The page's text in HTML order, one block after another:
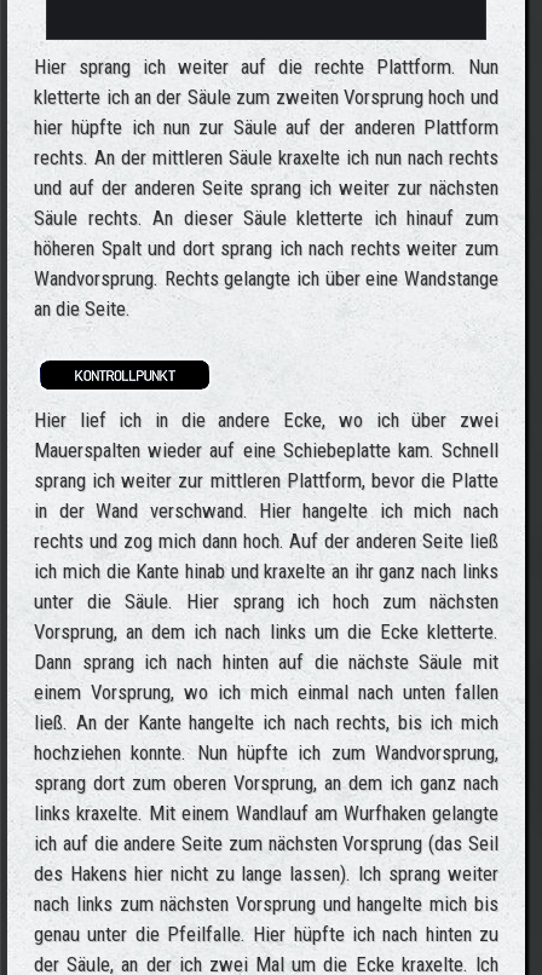
Hier sprang ich weiter auf die rechte Plattform. Nun
kletterte ich an der Säule zum zweiten Vorsprung hoch und
hier hüpfte ich nun zur Säule auf der anderen Plattform
rechts. An der mittleren Säule kraxelte ich nun nach rechts
und auf der anderen Seite sprang ich weiter zur nächsten
Säule rechts. An dieser Säule kletterte ich hinauf zum
höheren Spalt und dort sprang ich nach rechts weiter zum
Wandvorsprung. Rechts gelangte ich über eine Wandstange
an die Seite.
Hier lief ich in die andere Ecke, wo ich über zwei
Mauerspalten wieder auf eine Schiebeplatte kam. Schnell
sprang ich weiter zur mittleren Plattform, bevor die Platte
in der Wand verschwand. Hier hangelte ich mich nach
rechts und zog mich dann hoch. Auf der anderen Seite ließ
ich mich die Kante hinab und kraxelte an ihr ganz nach links
unter die Säule. Hier sprang ich hoch zum nächsten
Vorsprung, an dem ich nach links um die Ecke kletterte.
Dann sprang ich nach hinten auf die nächste Säule mit
einem Vorsprung, wo ich mich einmal nach unten fallen
ließ. An der Kante hangelte ich nach rechts, bis ich mich
hochziehen konnte. Nun hüpfte ich zum Wandvorsprung,
sprang dort zum oberen Vorsprung, an dem ich ganz nach
links kraxelte. Mit einem Wandlauf am Wurfhaken gelangte
ich auf die andere Seite zum nächsten Vorsprung (das Seil
des Hakens hier nicht zu lange lassen). Ich sprang weiter
nach links zum nächsten Vorsprung und hangelte mich bis
genau unter die Pfeilfalle. Hier hüpfte ich nach hinten zu
der Säule, an der ich zwei Mal um die Ecke kraxelte. Ich